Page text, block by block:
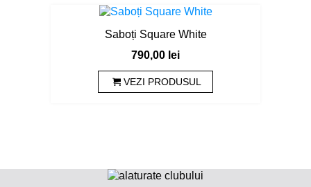
Saboți Square White
790,00 lei
VEZI PRODUSUL